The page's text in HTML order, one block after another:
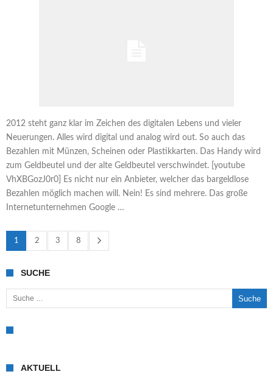
2012 steht ganz klar im Zeichen des digitalen Lebens und vieler
Neuerungen. Alles wird digital und analog wird out. So auch das
Bezahlen mit Münzen, Scheinen oder Plastikkarten. Das Handy wird
zum Geldbeutel und der alte Geldbeutel verschwindet. [youtube
VhXBGozJ0r0] Es nicht nur ein Anbieter, welcher das bargeldlose
Bezahlen möglich machen will. Nein! Es sind mehrere. Das große
Internetunternehmen Google …
1 2 3 8
SUCHE
Suche nach:
AKTUELL